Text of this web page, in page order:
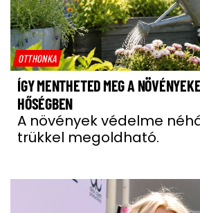
OTTHONKA
ÍGY MENTHETED MEG A
HŐSÉGBEN
A növények védelme
trükkel megoldható.